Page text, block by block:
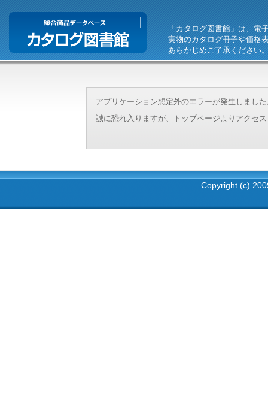
「カタログ図書館」は、電
実物のカタログ冊子や価格
あらかじめご了承ください
アプリケーション想定外のエラーが発生しまし
誠に恐れ入りますが、トップページよりアクセ
Copyright (c)